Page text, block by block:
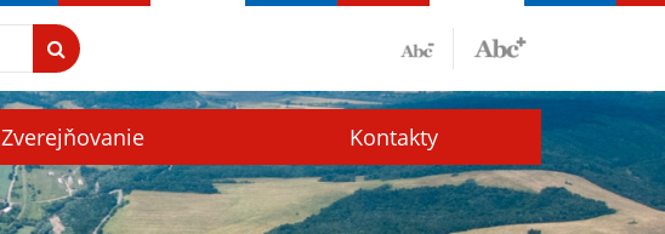
Zverejňovanie Kontakty